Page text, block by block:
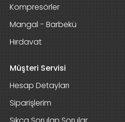
Kompresörler
Mangal - Barbekü
Hırdavat
Müşteri Servisi
Hesap Detayları
Siparişlerim